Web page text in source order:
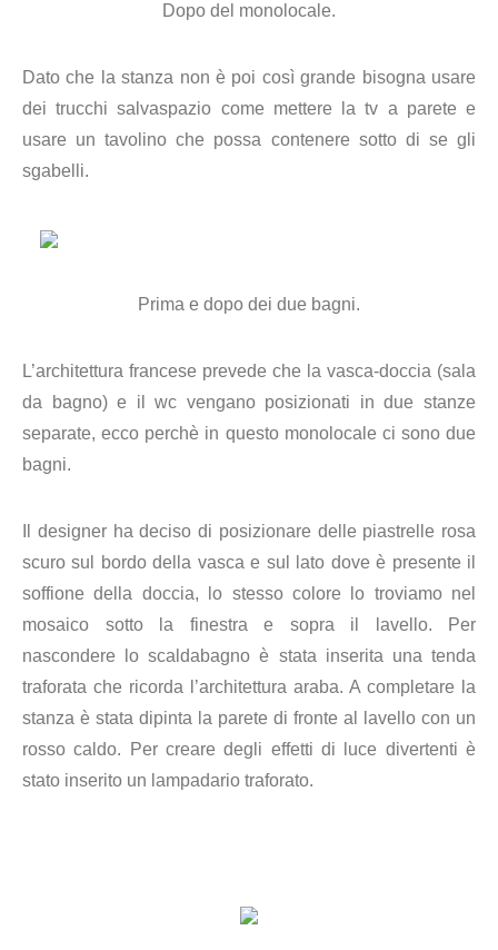
Dopo del monolocale.
Dato che la stanza non è poi così grande bisogna usare
dei trucchi salvaspazio come mettere la tv a parete e
usare un tavolino che possa contenere sotto di se gli
sgabelli.
Prima e dopo dei due bagni.
L’architettura francese prevede che la vasca-doccia (sala
da bagno) e il wc vengano posizionati in due stanze
separate, ecco perchè in questo monolocale ci sono due
bagni.
Il designer ha deciso di posizionare delle piastrelle rosa
scuro sul bordo della vasca e sul lato dove è presente il
soffione della doccia, lo stesso colore lo troviamo nel
mosaico sotto la finestra e sopra il lavello. Per
nascondere lo scaldabagno è stata inserita una tenda
traforata che ricorda l’architettura araba. A completare la
stanza è stata dipinta la parete di fronte al lavello con un
rosso caldo. Per creare degli effetti di luce divertenti è
stato inserito un lampadario traforato.